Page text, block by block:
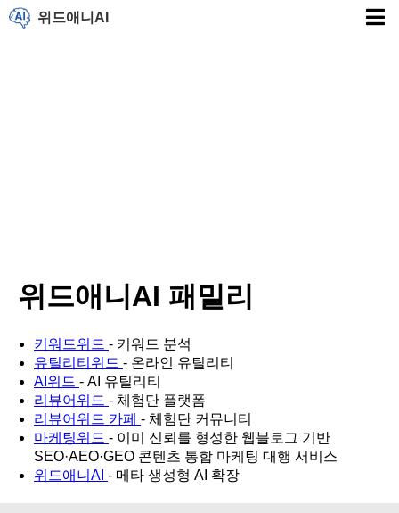
위드애니AI
위드애니AI 패밀리
키워드위드 - 키워드 분석
유틸리티위드 - 온라인 유틸리티
AI위드 - AI 유틸리티
리뷰어위드 - 체험단 플랫폼
리뷰어위드 카페 - 체험단 커뮤니티
마케팅위드 - 이미 신뢰를 형성한 웹블로그 기반
SEO·AEO·GEO 콘텐츠 통합 마케팅 대행 서비스
위드애니AI - 메타 생성형 AI 확장